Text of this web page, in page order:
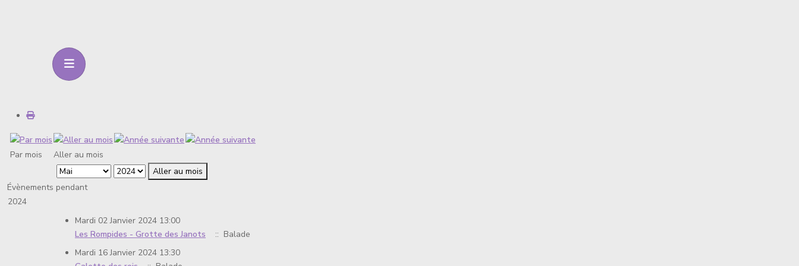
Par mois
Aller au mois
Aller au mois
Évènements pendant
2024
Mardi 02 Janvier 2024 13:00
Les Rompides - Grotte des Janots
:: Balade
Mardi 16 Janvier 2024 13:30